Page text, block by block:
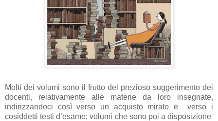
Molti dei volumi sono il frutto del prezioso suggerimento dei
docenti, relativamente alle materie da loro insegnate,
indirizzandoci così verso un acquisto mirato e verso i
cosiddetti testi d’esame; volumi che sono poi a disposizione